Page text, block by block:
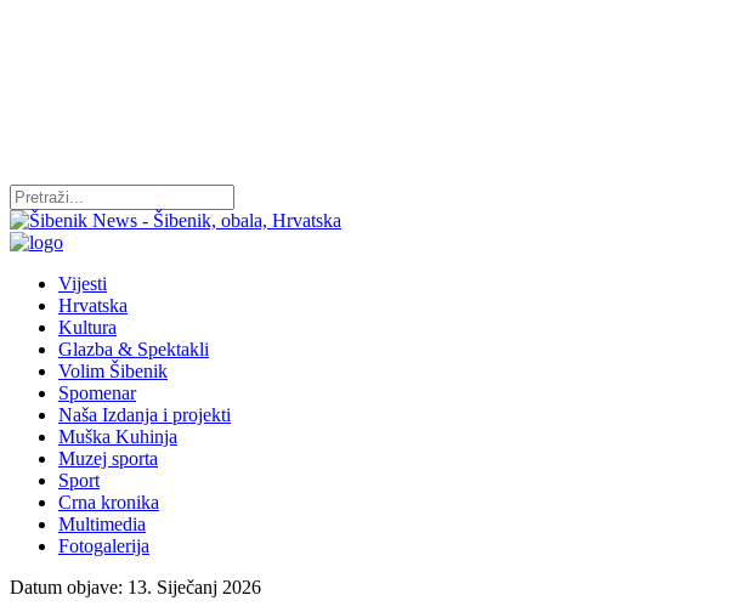
Vijesti
Hrvatska
Kultura
Glazba & Spektakli
Volim Šibenik
Spomenar
Naša Izdanja i projekti
Muška Kuhinja
Muzej sporta
Sport
Crna kronika
Multimedia
Fotogalerija
Datum objave: 13. Siječanj 2026